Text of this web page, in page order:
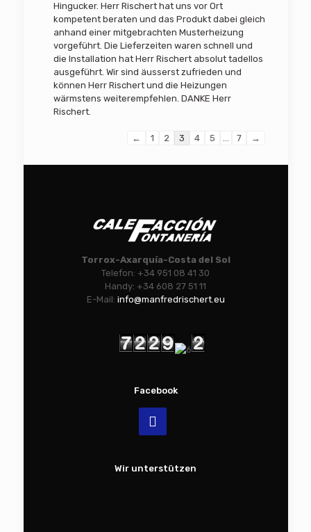
Hingucker. Herr Rischert hat uns vor Ort
kompetent beraten und das Produkt dabei gleich
anhand einer mitgebrachten Musterheizung
vorgeführt. Die Lieferzeiten waren schnell und
die Installation hat Herr Rischert absolut tadellos
ausgeführt. Wir sind äusserst zufrieden und
können Herr Rischert und die Heizungen
wärmstens weiterempfehlen. DANKE Herr
Rischert.
Navigation
Gästebuchliste
← 1 2 3 4 5 ... 7 →
Torrox-Axarquía-Costa del Sol
Telefon: +34 951 08 41 30
Handy: +34 608 27 51 11
E-Mail: info@manfredrischert.eu
Facebook
Wir unterstützen